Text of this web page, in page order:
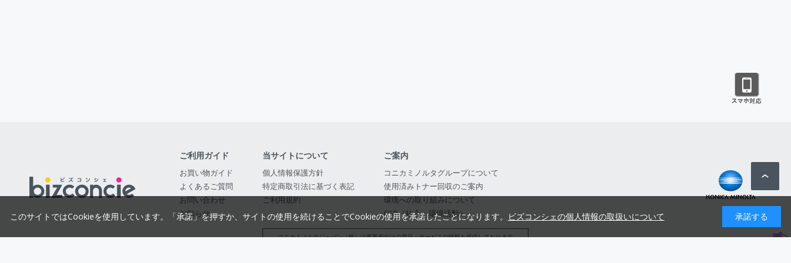
ご利用ガイド
お買い物ガイド
よくあるご質問
お問い合わせ
お知らせ
当サイトについて
個人情報保護方針
特定商取引法に基づく表記
ご利用規約
ご案内
コニカミノルタグループについて
使用済みトナー回収のご案内
環境への取り組みについて
CSR（社会・環境活動）
コニカミノルタジャパン（株）は事業者向けの商品・サービスの情報を提供しております
このサイトではCookieを使用しています。「承諾」を押すか、サイトの使用を続けることでCookieの使用を承諾したことになります。 ビズコンシェの個人情報の取扱いについて 承諾する